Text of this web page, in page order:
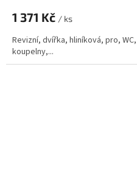
1 371 Kč / ks
Revizní, dvířka, hliníková, pro,
koupelny,...